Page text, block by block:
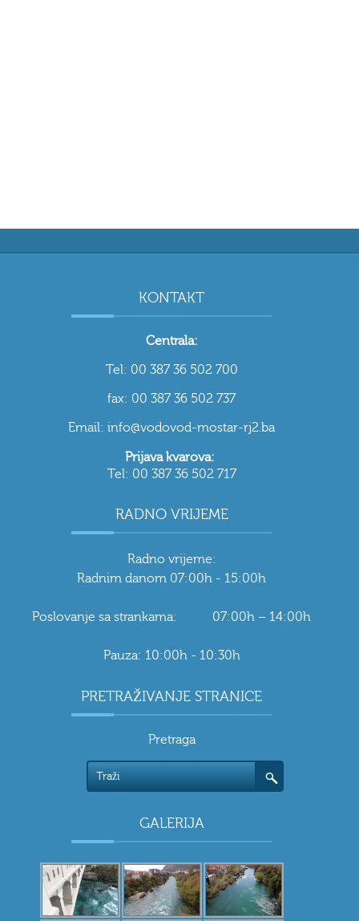
KONTAKT
Centrala:
Tel: 00 387 36 502 700
fax: 00 387 36 502 737
Email: info@vodovod-mostar-rj2.ba
Prijava kvarova:
Tel: 00 387 36 502 717
RADNO VRIJEME
Radno vrijeme:
Radnim danom 07:00h - 15:00h
Poslovanje sa strankama: 07:00h – 14:00h
Pauza: 10:00h - 10:30h
PRETRAŽIVANJE STRANICE
Pretraga
GALERIJA